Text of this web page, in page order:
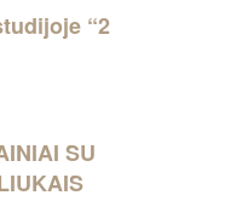
“2
SU